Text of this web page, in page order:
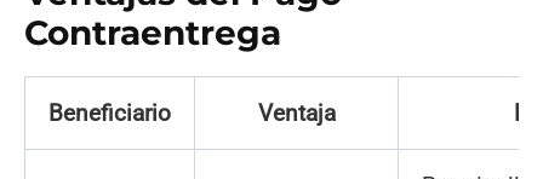
Contraentrega
Beneficiario Ventaja